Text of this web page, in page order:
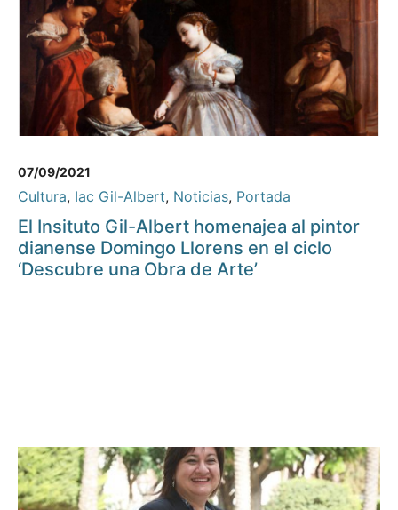
07/09/2021
Cultura, Iac Gil-Albert, Noticias, Portada
El Insituto Gil-Albert homenajea al pintor
dianense Domingo Llorens en el ciclo
‘Descubre una Obra de Arte’